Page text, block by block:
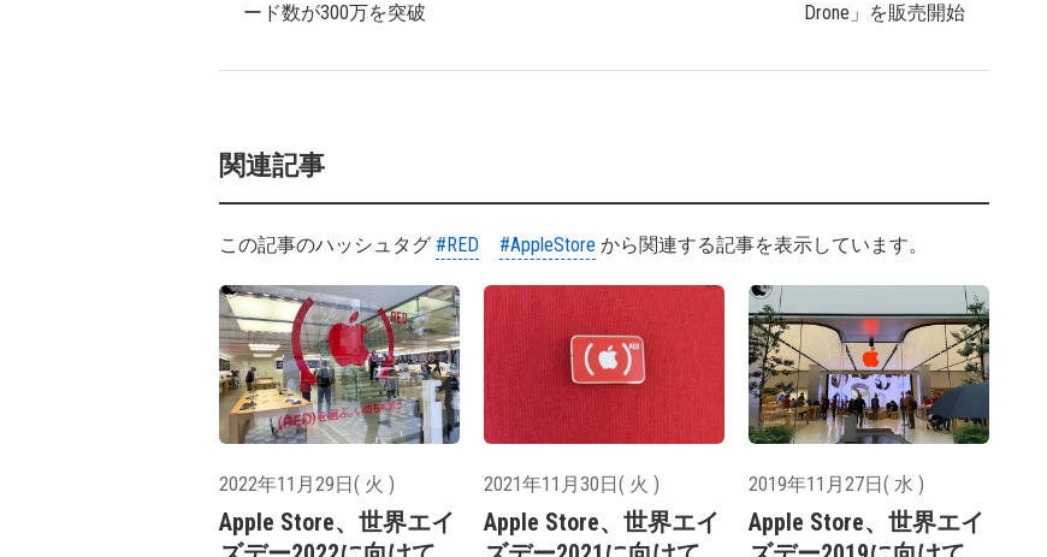
ード数が300万を突破
Drone」を販売開始
関連記事
この記事のハッシュタグ #RED #AppleStore から関連する記事を表示しています。
2022年11月29日( 火 )
Apple Store、世界エイ
2021年11月30日( 火 )
Apple Store、世界エイ
2019年11月27日( 水 )
Apple Store、世界エイ